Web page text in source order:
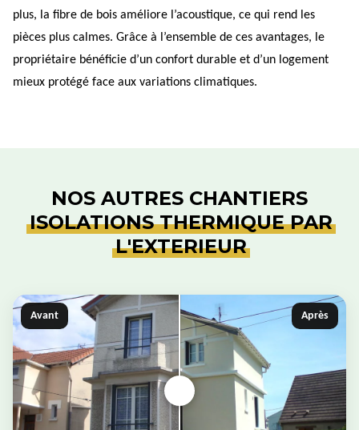
plus, la fibre de bois améliore l’acoustique, ce qui rend les
pièces plus calmes. Grâce à l’ensemble de ces avantages, le
propriétaire bénéficie d’un confort durable et d’un logement
mieux protégé face aux variations climatiques.
NOS AUTRES CHANTIERS
ISOLATIONS THERMIQUE PAR
L'EXTERIEUR
Avant Après